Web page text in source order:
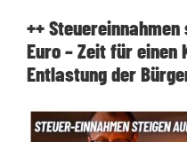
++
Euro – Zeit für einen
Entlastung der